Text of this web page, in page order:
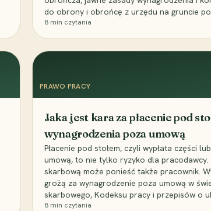
do obrony i obrońcę z urzędu na gruncie
8 min czytania
PRAWO PRACY
Jaka jest kara za płacenie pod
wynagrodzenia poza umową
Płacenie pod stołem, czyli wypłata części
umową, to nie tylko ryzyko dla
skarbową może ponieść także pracownik.
grożą za wynagrodzenie poza umową w
skarbowego, Kodeksu pracy i przepisów o
8 min czytania